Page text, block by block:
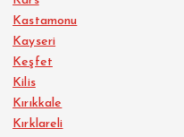
Kastamonu
Kayseri
Keşfet
Kilis
Kırıkkale
Kırklareli